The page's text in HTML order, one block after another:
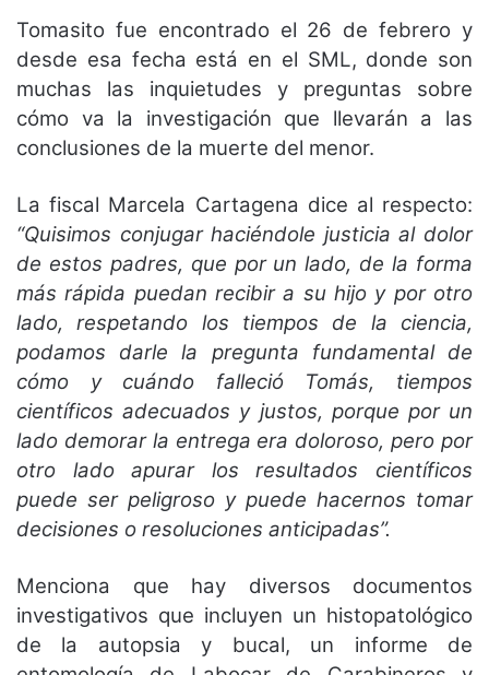
Tomasito fue encontrado el 26 de febrero y
desde esa fecha está en el SML, donde son
muchas las inquietudes y preguntas sobre
cómo va la investigación que llevarán a las
conclusiones de la muerte del menor.
La fiscal Marcela Cartagena dice al respecto:
“Quisimos conjugar haciéndole justicia al dolor
de estos padres, que por un lado, de la forma
más rápida puedan recibir a su hijo y por otro
lado, respetando los tiempos de la ciencia,
podamos darle la pregunta fundamental de
cómo y cuándo falleció Tomás, tiempos
científicos adecuados y justos, porque por un
lado demorar la entrega era doloroso, pero por
otro lado apurar los resultados científicos
puede ser peligroso y puede hacernos tomar
decisiones o resoluciones anticipadas”.
Menciona que hay diversos documentos
investigativos que incluyen un histopatológico
de la autopsia y bucal, un informe de